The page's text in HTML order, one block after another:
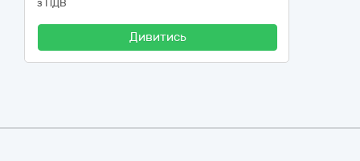
з ПДВ
Дивитись